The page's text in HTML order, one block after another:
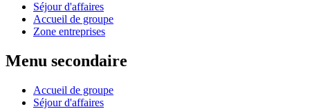
Séjour d'affaires
Accueil de groupe
Zone entreprises
Menu secondaire
Accueil de groupe
Séjour d'affaires